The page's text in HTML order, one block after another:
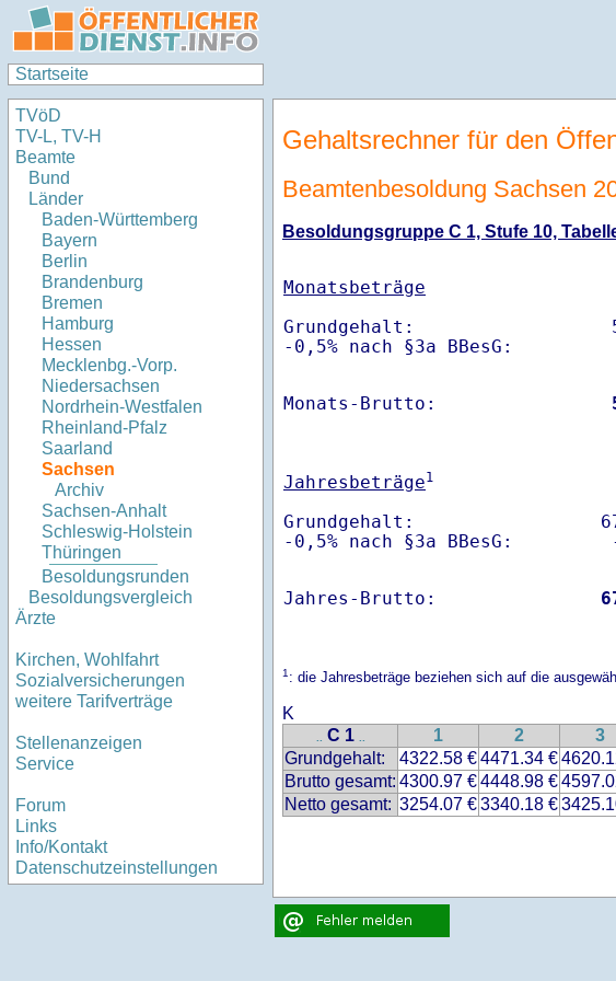
Startseite
TVöD
TV-L, TV-H
Beamte
Bund
Länder
Baden-Württemberg
Bayern
Berlin
Brandenburg
Bremen
Hamburg
Hessen
Mecklenbg.-Vorp.
Niedersachsen
Nordrhein-Westfalen
Rheinland-Pfalz
Saarland
Sachsen
Archiv
Sachsen-Anhalt
Schleswig-Holstein
Thüringen
Besoldungsrunden
Besoldungsvergleich
Ärzte
Kirchen, Wohlfahrt
Sozialversicherungen
weitere Tarifverträge
Stellenanzeigen
Service
Forum
Links
Info/Kontakt
Datenschutzeinstellungen
Gehaltsrechner für den
Beamtenbesoldung Sachsen
Besoldungsgruppe C 1, Stufe 10,
Monatsbeträge
Grundgehalt:
-0,5% nach §3a BBesG:
Monats-Brutto:
Jahresbeträge1
Grundgehalt:
-0,5% nach §3a BBesG:
Jahres-Brutto:
1: die Jahresbeträge beziehen sich auf die
K
.. C 1 .. 1 2 3
Grundgehalt:
4322.58 €4471.34 €
Brutto gesamt: 4300.97 €4448.98 €
Netto gesamt: 3254.07 €3340.18 €